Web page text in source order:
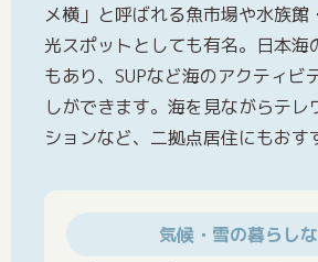
メ横」と呼ばれる魚市場や水族館
光スポットとしても有名。日本海
もあり、SUPなど海のアクティビ
しができます。海を見ながらテレ
ションなど、二拠点居住にもおす
気候・雪の暮らし